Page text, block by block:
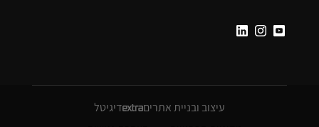
עיצוב ובניית אתרים
דיגיטל